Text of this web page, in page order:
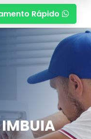
Rápido 